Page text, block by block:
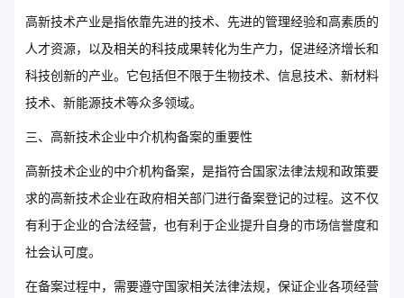
高新技术产业是指依靠先进的技术、先进的管理经验和高素质的
人才资源，以及相关的科技成果转化为生产力，促进经济增长和
科技创新的产业。它包括但不限于生物技术、信息技术、新材料
技术、新能源技术等众多领域。
三、高新技术企业中介机构备案的重要性
高新技术企业的中介机构备案，是指符合国家法律法规和政策要
求的高新技术企业在政府相关部门进行备案登记的过程。这不仅
有利于企业的合法经营，也有利于企业提升自身的市场信誉度和
社会认可度。
在备案过程中，需要遵守国家相关法律法规，保证企业各项经营